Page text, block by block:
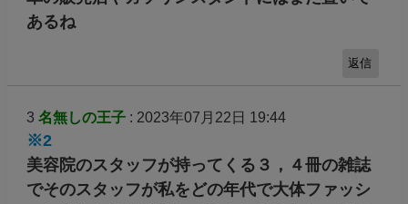
あるね
返信
3 名無しの王子: 2023年07月22日 19:44
※2
美容院のスタッフが持ってくる３，４冊の雑誌
でそのスタッフが私をどの年代で大体ファッシ